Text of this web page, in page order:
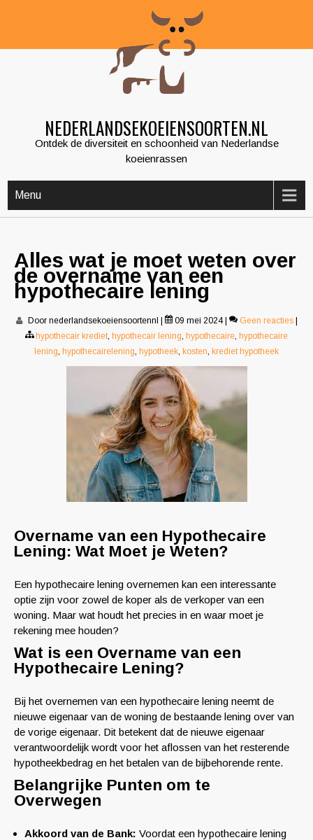
NEDERLANDSEKOEIENSOORTEN.NL
Ontdek de diversiteit en schoonheid van Nederlandse
koeienrassen
Menu
Alles wat je moet weten over
de overname van een
hypothecaire lening
Door nederlandsekoeiensoortennl 09 mei 2024 Geen reacties
hypothecair krediet, hypothecair lening, hypothecaire, hypothecaire
lening, hypothecairelening, hypotheek, kosten, krediet hypotheek
Overname van een Hypothecaire
Lening: Wat Moet je Weten?
Een hypothecaire lening overnemen kan een interessante
optie zijn voor zowel de koper als de verkoper van een
woning. Maar wat houdt het precies in en waar moet je
rekening mee houden?
Wat is een Overname van een
Hypothecaire Lening?
Bij het overnemen van een hypothecaire lening neemt de
nieuwe eigenaar van de woning de bestaande lening over van
de vorige eigenaar. Dit betekent dat de nieuwe eigenaar
verantwoordelijk wordt voor het aflossen van het resterende
hypotheekbedrag en het betalen van de bijbehorende rente.
Belangrijke Punten om te
Overwegen
Akkoord van de Bank: Voordat een hypothecaire lening